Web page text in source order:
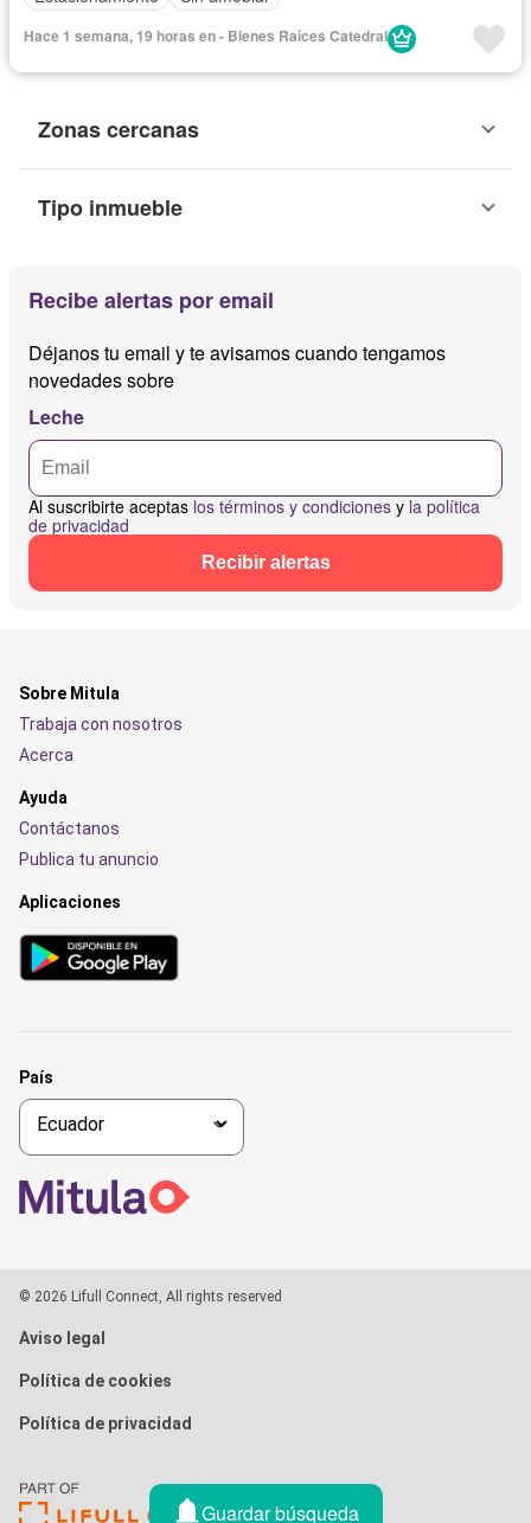
Hace 1 semana, 19 horas en - Bienes Raíces Catedral
Zonas cercanas
Tipo inmueble
Recibe alertas por email
Déjanos tu email y te avisamos cuando tengamos
novedades sobre
Leche
Al suscribirte aceptas los términos y condiciones y la política
de privacidad
Recibir alertas
Guardar búsqueda
Sobre Mitula
Trabaja con nosotros
Acerca
Ayuda
Contáctanos
Publica tu anuncio
Aplicaciones
País
© 2026 Lifull Connect, All rights reserved
Aviso legal
Política de cookies
Política de privacidad